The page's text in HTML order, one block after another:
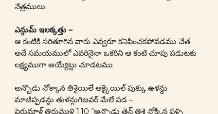
నేత్రములు.
ఎన్గుమ్ ఇలక్కత్తు –
ఆ కంటికి సరితూగిన వారు ఎవ్వరూ కనిపించకపోవడము చేత
అదే సమయములో ఎవరినైనా ఒకరిని ఆ కంటి చూపు పడుటకు
లక్ష్యముగా అయ్యేట్టు చూడటము
అన్బొడు నోక్కాన తిశైయిలే ఆక్కైయిల్ పుక్కు ఉళన్దు
మాఴిప్పడన్దు తుళన్గుగిఴవర్ మేలే పడ –
పెరుమాళ్ తిరుమొళి 1.10 “అన్బొడు తెన్ తిశై నోక్కిన పళ్ళి